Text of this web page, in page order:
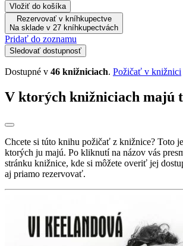
Vložiť do košíka
Rezervovať v kníhkupectve
Na sklade v 27 kníhkupectvách
Pridať do zoznamu
Sledovať dostupnosť
Dostupné v 46 knižniciach. Požičať v knižnici
V ktorých knižniciach majú
Chcete si túto knihu požičať z knižnice? Toto
ktorých ju majú. Po kliknutí na názov vás
stránku knižnice, kde si môžete overiť jej
aj priamo rezervovať.